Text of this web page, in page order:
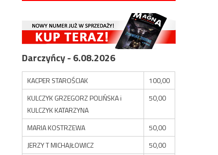
Darczyńcy - 6.08.2026
KACPER STAROŚCIAK
100,00
KULCZYK GRZEGORZ POLIŃSKA i
KULCZYK KATARZYNA
50,00
MARIA KOSTRZEWA
50,00
JERZY T MICHAJŁOWICZ
50,00